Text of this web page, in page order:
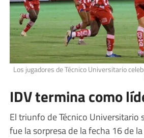
Los jugadores de Técnico Universitario
IDV termina como
El triunfo de Técnico Universitario
fue la sorpresa de la fecha 16 de